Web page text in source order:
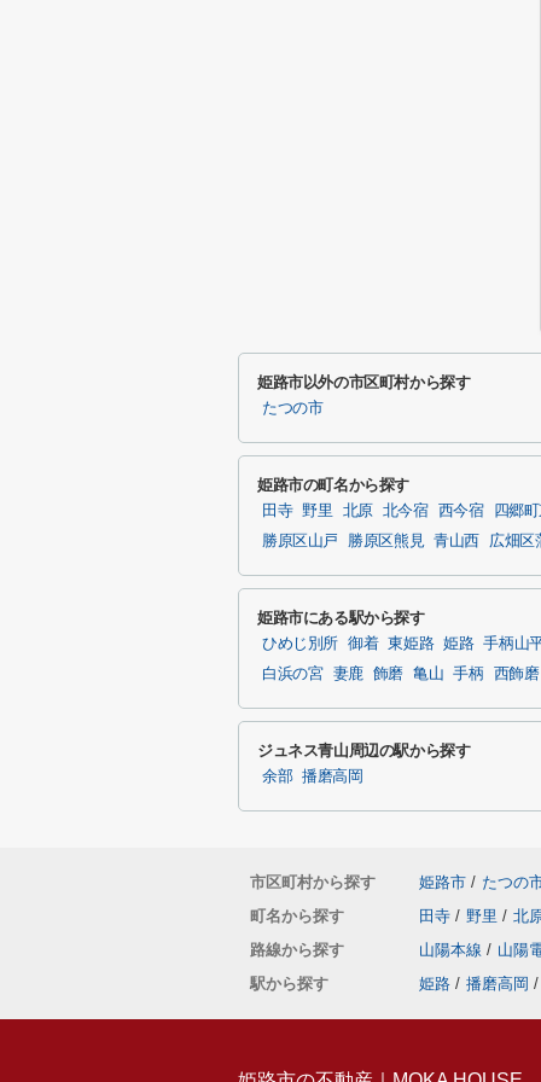
姫路市以外の市区町村から探す
たつの市
姫路市の町名から探す
田寺 野里 北原 北今宿 西今宿
四郷
勝原区山戸
勝原区熊見 青山西 広畑区
姫路市にある駅から探す
ひめじ別所 御着 東姫路 姫路 手柄山
白浜の宮
妻鹿 飾磨 亀山 手柄 西飾磨
ジュネス青山周辺の駅から探す
余部 播磨高岡
市区町村から探す 姫路市 / たつの
町名から探す
田寺 / 野里 / 北
路線から探す
山陽本線 / 山陽
駅から探す
姫路 / 播磨高岡 /